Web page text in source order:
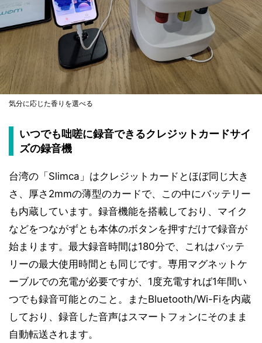
気分に応じた香りを選べる
いつでも咄嗟に録音できるクレジットカードサイ
ズの録音機
台湾の「Slimca」はクレジットカードとほぼ同じ大き
さ、厚さ2mmの薄型のカードで、この中にバッテリー
も内蔵しています。録音機能を搭載しており、マイク
などをつながずとも本体のボタンを押すだけで録音が
始まります。最大録音時間は180分で、これはバッテ
リーの最大使用時間とも同じです。専用マグネットケ
ーブルでの充電が必要ですが、1度充電すれば1年間い
つでも録音可能とのこと。またBluetooth/Wi-Fiを内蔵
しており、録音した音声はスマートフォンにそのまま
自動転送されます。